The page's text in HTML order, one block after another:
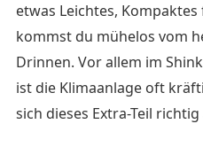
etwas Leichtes,
kommst du mühelos vom
Drinnen. Vor allem im
ist die Klimaanlage oft
sich dieses Extra-Teil richtig